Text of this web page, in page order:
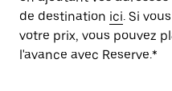
de destination ici. Si
votre prix, vous pouvez
l'avance avec Reserve.*